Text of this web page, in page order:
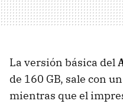
La versión básica del
de 160 GB, sale con
mientras que el